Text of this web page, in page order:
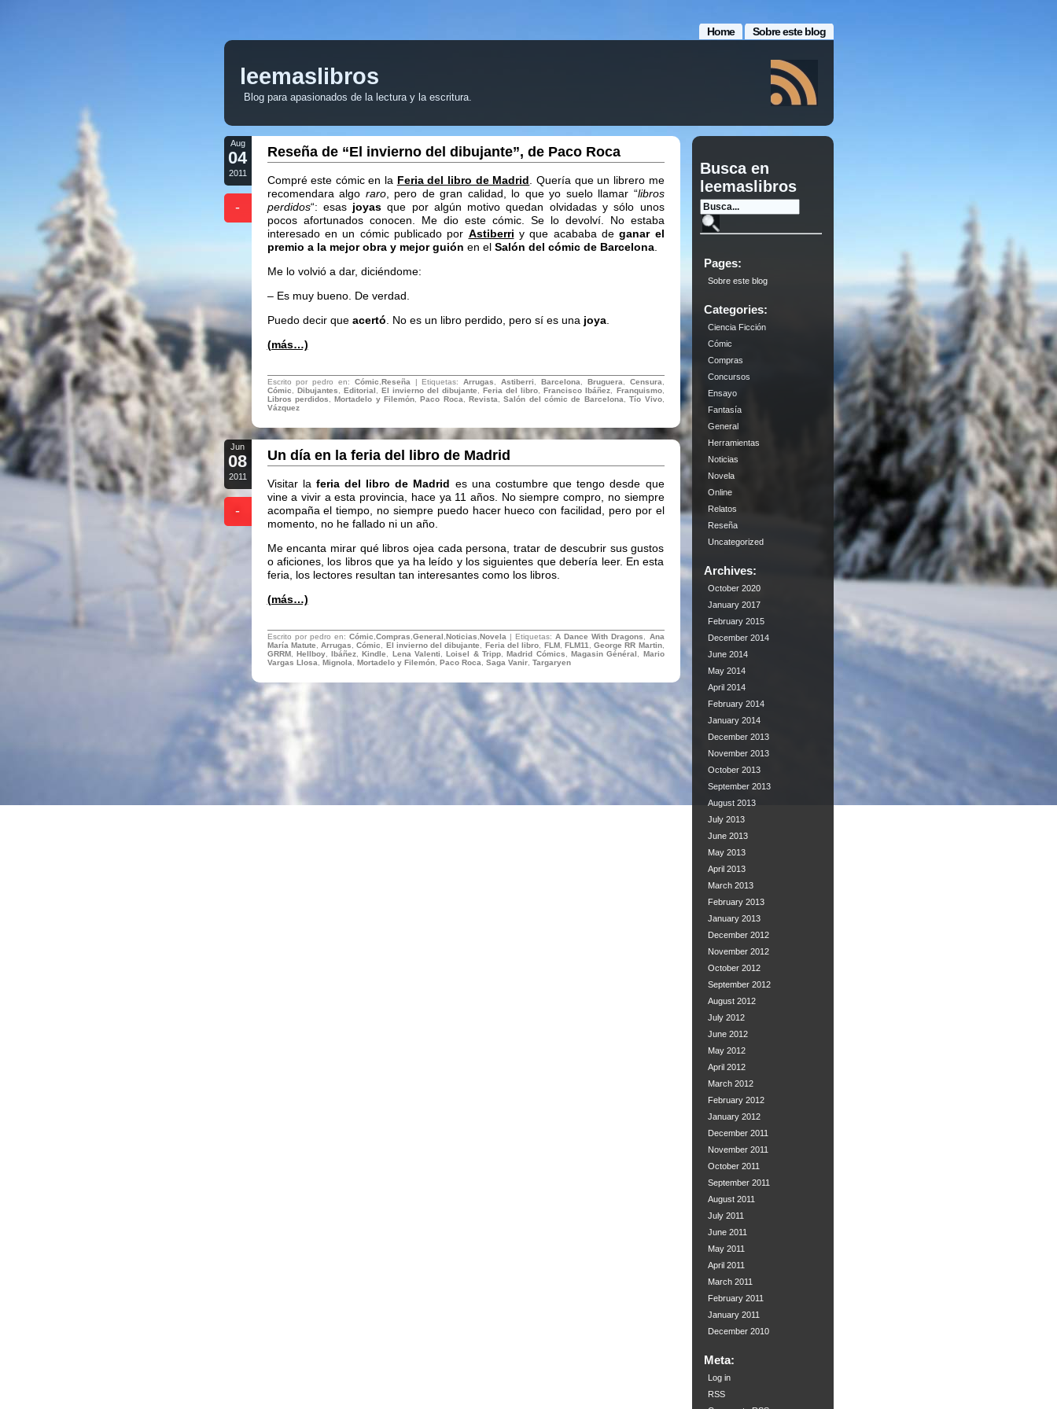
Sobre este blog
Home
leemaslibros
Blog para apasionados de la lectura y la escritura.
Aug
04
2011
-
Reseña de “El invierno del dibujante”, de Paco Roca
Compré este cómic en la Feria del libro de Madrid . Quería que un librero me
recomendara algo raro, pero de gran calidad, lo que yo suelo llamar “libros
perdidos“: esas joyas que por algún motivo quedan olvidadas y sólo unos
pocos afortunados conocen. Me dio este cómic. Se lo devolví. No estaba
interesado en un cómic publicado por Astiberri y que acababa deganar el
premio a la mejor obra y mejor guión en el Salón del cómic de Barcelona.
Me lo volvió a dar, diciéndome:
– Es muy bueno. De verdad.
Puedo decir que acertó . No es un libro perdido, pero sí es una joya.
(más…)
Escrito por pedro en: Cómic Reseña | Etiquetas:Arrugas ,Astiberri Barcelona Bruguera Censura
Cómic
Dibujantes Editorial El invierno del dibujante ,Feria del libro ,Francisco Ibáñez Franquismo,
Libros perdidos ,Mortadelo y Filemón,Paco Roca ,Revista ,Salón del cómic de Barcelona ,Tío Vivo,
Vázquez
Jun
08
2011
-
Un día en la feria del libro de Madrid
Visitar la feria del libro de Madrid es una costumbre que tengo desde que
vine a vivir a esta provincia, hace ya 11 años. No siempre compro, no siempre
acompaña el tiempo, no siempre puedo hacer hueco con facilidad, pero por el
momento, no he fallado ni un año.
Me encanta mirar qué libros ojea cada persona, tratar de descubrir sus gustos
o aficiones, los libros que ya ha leído y los siguientes que debería leer. En esta
feria, los lectores resultan tan interesantes como los libros.
(más…)
Escrito por pedro en: Cómic Compras General Noticias Novela | Etiquetas:A Dance With Dragons
Ana
María Matute ,Arrugas ,Cómic El invierno del dibujante Feria del libro FLM, FLM11 ,George RR Martin,
GRRM, Hellboy,Ibáñez ,Kindle Lena Valenti ,Loisel & Tripp ,Madrid Cómics Magasin Général
Mario
Vargas Llosa
Mignola Mortadelo y Filemón, Paco Roca Saga Vanir, Targaryen
Busca en
leemaslibros
Pages:
Sobre este blog
Categories:
Ciencia Ficción
Cómic
Compras
Concursos
Ensayo
Fantasía
General
Herramientas
Noticias
Novela
Online
Relatos
Reseña
Uncategorized
Archives:
October 2020
January 2017
February 2015
December 2014
June 2014
May 2014
April 2014
February 2014
January 2014
December 2013
November 2013
October 2013
September 2013
August 2013
July 2013
June 2013
May 2013
April 2013
March 2013
February 2013
January 2013
December 2012
November 2012
October 2012
September 2012
August 2012
July 2012
June 2012
May 2012
April 2012
March 2012
February 2012
January 2012
December 2011
November 2011
October 2011
September 2011
August 2011
July 2011
June 2011
May 2011
April 2011
March 2011
February 2011
January 2011
December 2010
Meta:
Log in
RSS